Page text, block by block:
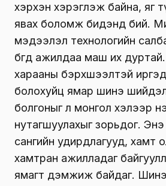
хэрхэн хэрэглэж байна, яг
явах боломж бидэнд бий.
мэдээлэл технологийн
бөгөөд ажилдаа маш их
харааны бэрхшээлтэй
болохуйц ямар шинэ
болгоныг л монгол хэлээр
нутагшуулахыг зорьдог.
сангийн удирдлагууд, хамт
хамтран ажилладаг
ямагт дэмжиж байдаг. Шинэ